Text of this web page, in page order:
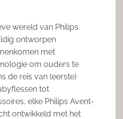
wereld van Philips
ontworpen
met
om ouders te
de reis van (eerste)
tot
elke Philips Avent-
ontwikkeld met het